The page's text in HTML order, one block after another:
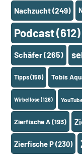
Nachzucht(249)
Podcast(612)
Schäfer(265)
Tipps(158) Tobis
Wirbellose(128)
Zierfische A(193)
Zierfische P(230)